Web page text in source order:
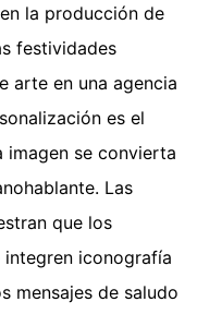
la producción de
festividades
arte en una agencia
es el
imagen se convierta
Las
que los
integren iconografía
mensajes de saludo